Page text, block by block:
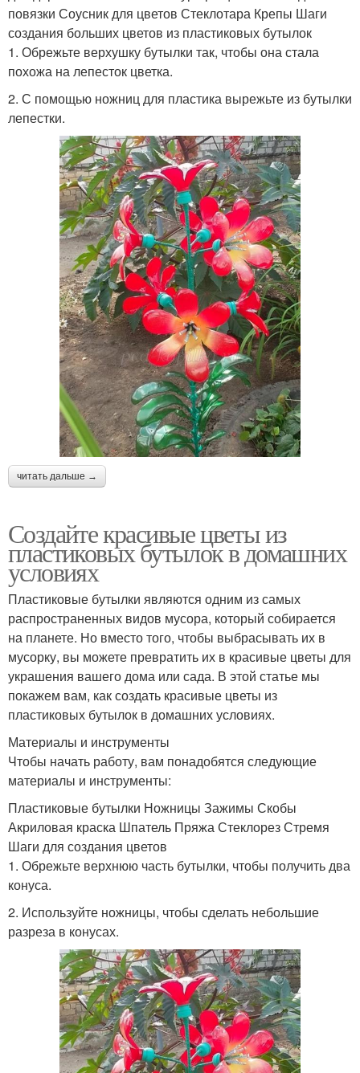
повязки Соусник для цветов Стеклотара Крепы Шаги
создания больших цветов из пластиковых бутылок
1. Обрежьте верхушку бутылки так, чтобы она стала
похожа на лепесток цветка.
2. С помощью ножниц для пластика вырежьте из бутылки
лепестки.
читать дальше →
Создайте красивые цветы из
пластиковых бутылок в домашних
условиях
Пластиковые бутылки являются одним из самых
распространенных видов мусора, который собирается
на планете. Но вместо того, чтобы выбрасывать их в
мусорку, вы можете превратить их в красивые цветы для
украшения вашего дома или сада. В этой статье мы
покажем вам, как создать красивые цветы из
пластиковых бутылок в домашних условиях.
Материалы и инструменты
Чтобы начать работу, вам понадобятся следующие
материалы и инструменты:
Пластиковые бутылки Ножницы Зажимы Скобы
Акриловая краска Шпатель Пряжа Стеклорез Стремя
Шаги для создания цветов
1. Обрежьте верхнюю часть бутылки, чтобы получить два
конуса.
2. Используйте ножницы, чтобы сделать небольшие
разреза в конусах.